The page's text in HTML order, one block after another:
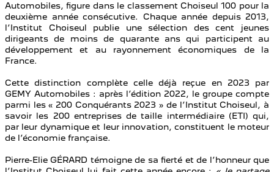
Automobiles, figure dans le classement Choiseul 100 pour la
deuxième année consécutive. Chaque année depuis 2013,
l’Institut Choiseul publie une sélection des cent jeunes
dirigeants de moins de quarante ans qui participent au
développement et au rayonnement économiques de la
France.
Cette distinction complète celle déjà reçue en 2023 par
GEMY Automobiles : après l’édition 2022, le groupe compte
parmi les « 200 Conquérants 2023 » de l’Institut Choiseul, à
savoir les 200 entreprises de taille intermédiaire (ETI) qui,
par leur dynamique et leur innovation, constituent le moteur
de l’économie française.
Pierre-Elie GÉRARD témoigne de sa fierté et de l’honneur que